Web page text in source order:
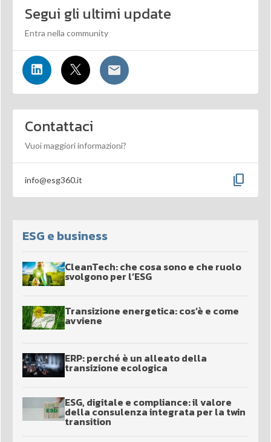
Segui gli ultimi update
Entra nella community
Contattaci
Vuoi maggiori informazioni?
info@esg360.it content_copy
ESG e business
CleanTech: che cosa sono e che ruolo
svolgono per l’ESG
Transizione energetica: cos’è e come
avviene
ERP: perché è un alleato della
transizione ecologica
ESG, digitale e compliance: il valore
della consulenza integrata per la twin
transition